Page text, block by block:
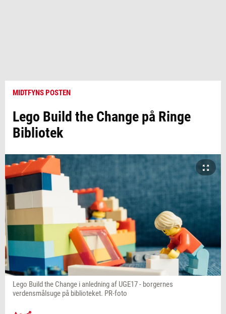
MIDTFYNS POSTEN
Lego Build the Change på Ringe
Bibliotek
Lego Build the Change i anledning af UGE17 - borgernes
verdensmålsuge på biblioteket. PR-foto